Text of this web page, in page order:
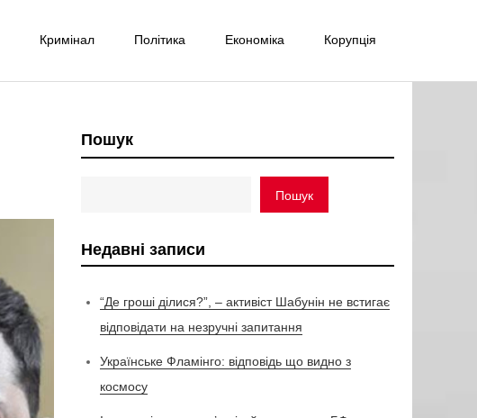
Кримінал Політика Економіка Корупція
Пошук
Пошук
Недавні записи
“Де гроші ділися?”, – активіст Шабунін не встигає
відповідати на незручні запитання
Українське Фламінго: відповідь що видно з
космосу